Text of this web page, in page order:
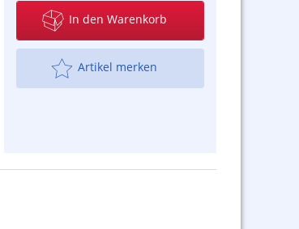
In den Warenkorb
Artikel merken